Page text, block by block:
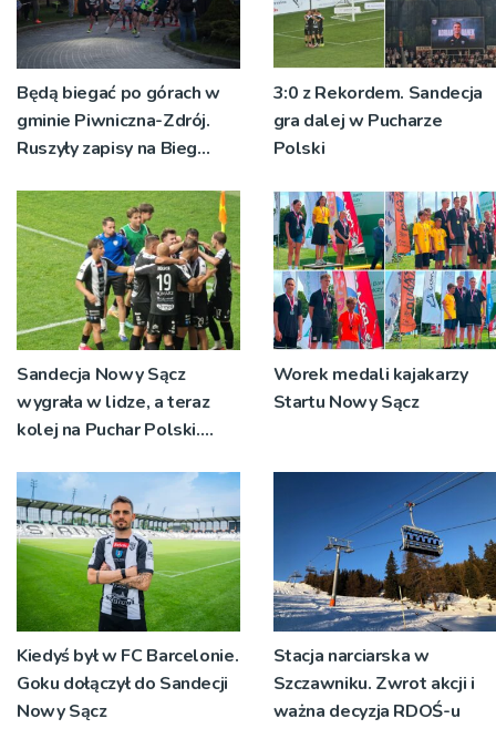
Będą biegać po górach w
gminie Piwniczna-Zdrój.
Ruszyły zapisy na Bieg
3:0 z Rekordem. Sandecja
gra dalej w Pucharze
Polski
Sandecja Nowy Sącz
wygrała w lidze, a teraz
kolej na Puchar Polski.
Worek medali kajakarzy
Startu Nowy Sącz
Kiedyś był w FC Barcelonie.
Goku dołączył do Sandecji
Nowy Sącz
Stacja narciarska w
Szczawniku. Zwrot akcji i
ważna decyzja RDOŚ-u